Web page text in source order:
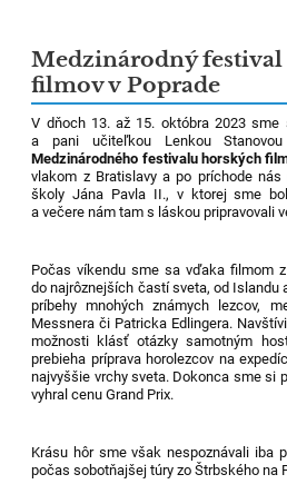
Medzinárodný
filmov v Poprade
V dňoch 13. až 15. októbra 2023
a pani učiteľkou Lenkou
Medzinárodného festivalu horských
vlakom z Bratislavy a po príchode
školy Jána Pavla II., v ktorej sme
a večere nám tam s láskou pripravovali
Počas víkendu sme sa vďaka filmom
do najrôznejších častí sveta, od Islandu
príbehy mnohých známych lezcov,
Messnera či Patricka Edlingera.
možnosti klásť otázky samotným
prebieha príprava horolezcov na
najvyššie vrchy sveta. Dokonca sme si
vyhral cenu Grand Prix.
Krásu hôr sme však nespoznávali iba
počas sobotňajšej túry zo Štrbského na